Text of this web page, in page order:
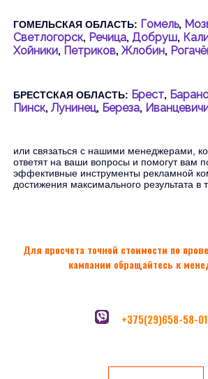
ГОМЕЛЬСКАЯ ОБЛАСТЬ: Гомель,
Светлогорск, Речица, Добруш,
Хойники, Петриков, Жлобин,
БРЕСТСКАЯ ОБЛАСТЬ: Брест,
Пинск, Лунинец, Береза,
или связаться с нашими менеджерами,
ответят на ваши вопросы и помогут вам
эффективные инструменты рекламной
достижения максимального результата в
Для просчета точной стоимости по
кампании обращайтесь к
+375(29)658-58-01